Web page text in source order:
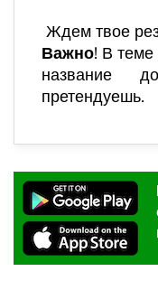
Ждем твое
Важно! В теме
название
претендуешь.